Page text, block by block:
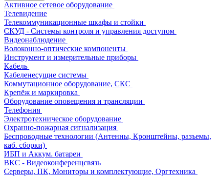
Активное сетевое оборудование
Телевидение
Телекоммуникационные шкафы и стойки
СКУД - Системы контроля и управления доступом
Видеонаблюдение
Волоконно-оптические компоненты
Инструмент и измерительные приборы
Кабель
Кабеленесущие системы
Коммутационное оборудование, СКС
Крепёж и маркировка
Оборудование оповещения и трансляции
Телефония
Электротехническое оборудование
Охранно-пожарная сигнализация
Беспроводные технологии (Антенны, Кронштейны, разъемы,
каб. сборки)
ИБП и Аккум. батареи
ВКС - Видеоконференцсвязь
Серверы, ПК, Мониторы и комплектующие, Оргтехника